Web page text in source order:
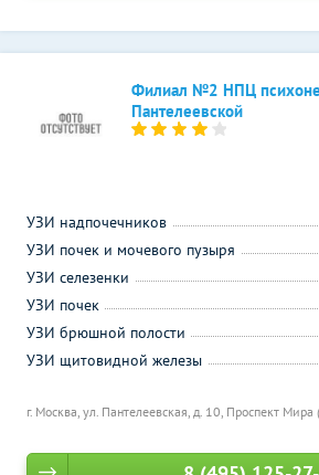
Филиал №2 НПЦ
Пантелеевской
г. Москва, ул. Пантелеевская, д. 10, Проспект Мира
УЗИ надпочечников
УЗИ почек и мочевого пузыря
УЗИ селезенки
УЗИ почек
УЗИ брюшной полости
УЗИ щитовидной железы